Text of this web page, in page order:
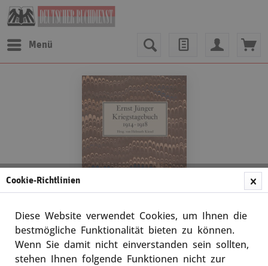
Menü
Ernst Jünger
Cookie-Richtlinien
Diese Website verwendet Cookies, um Ihnen die
bestmögliche Funktionalität bieten zu können.
Wenn Sie damit nicht einverstanden sein sollten,
stehen Ihnen folgende Funktionen nicht zur